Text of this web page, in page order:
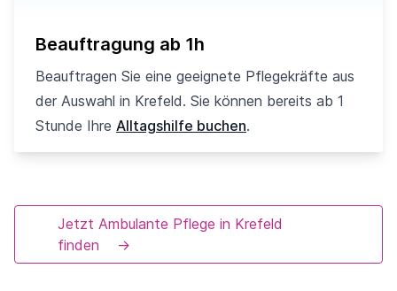
Beauftragung ab 1h
Beauftragen Sie eine geeignete Pflegekräfte aus
der Auswahl in Krefeld. Sie können bereits ab 1
Stunde Ihre Alltagshilfe buchen.
Jetzt Ambulante Pflege in Krefeld
finden
→